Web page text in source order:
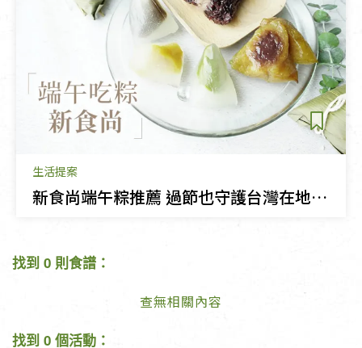
生活提案
新食尚端午粽推薦 過節也守護台灣在地農產
找到 0 則食譜：
查無相關內容
找到 0 個活動：